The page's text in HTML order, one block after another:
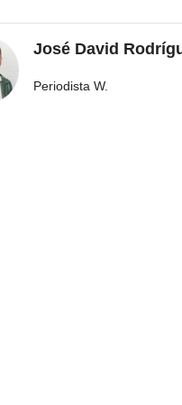
José David
Periodista W.